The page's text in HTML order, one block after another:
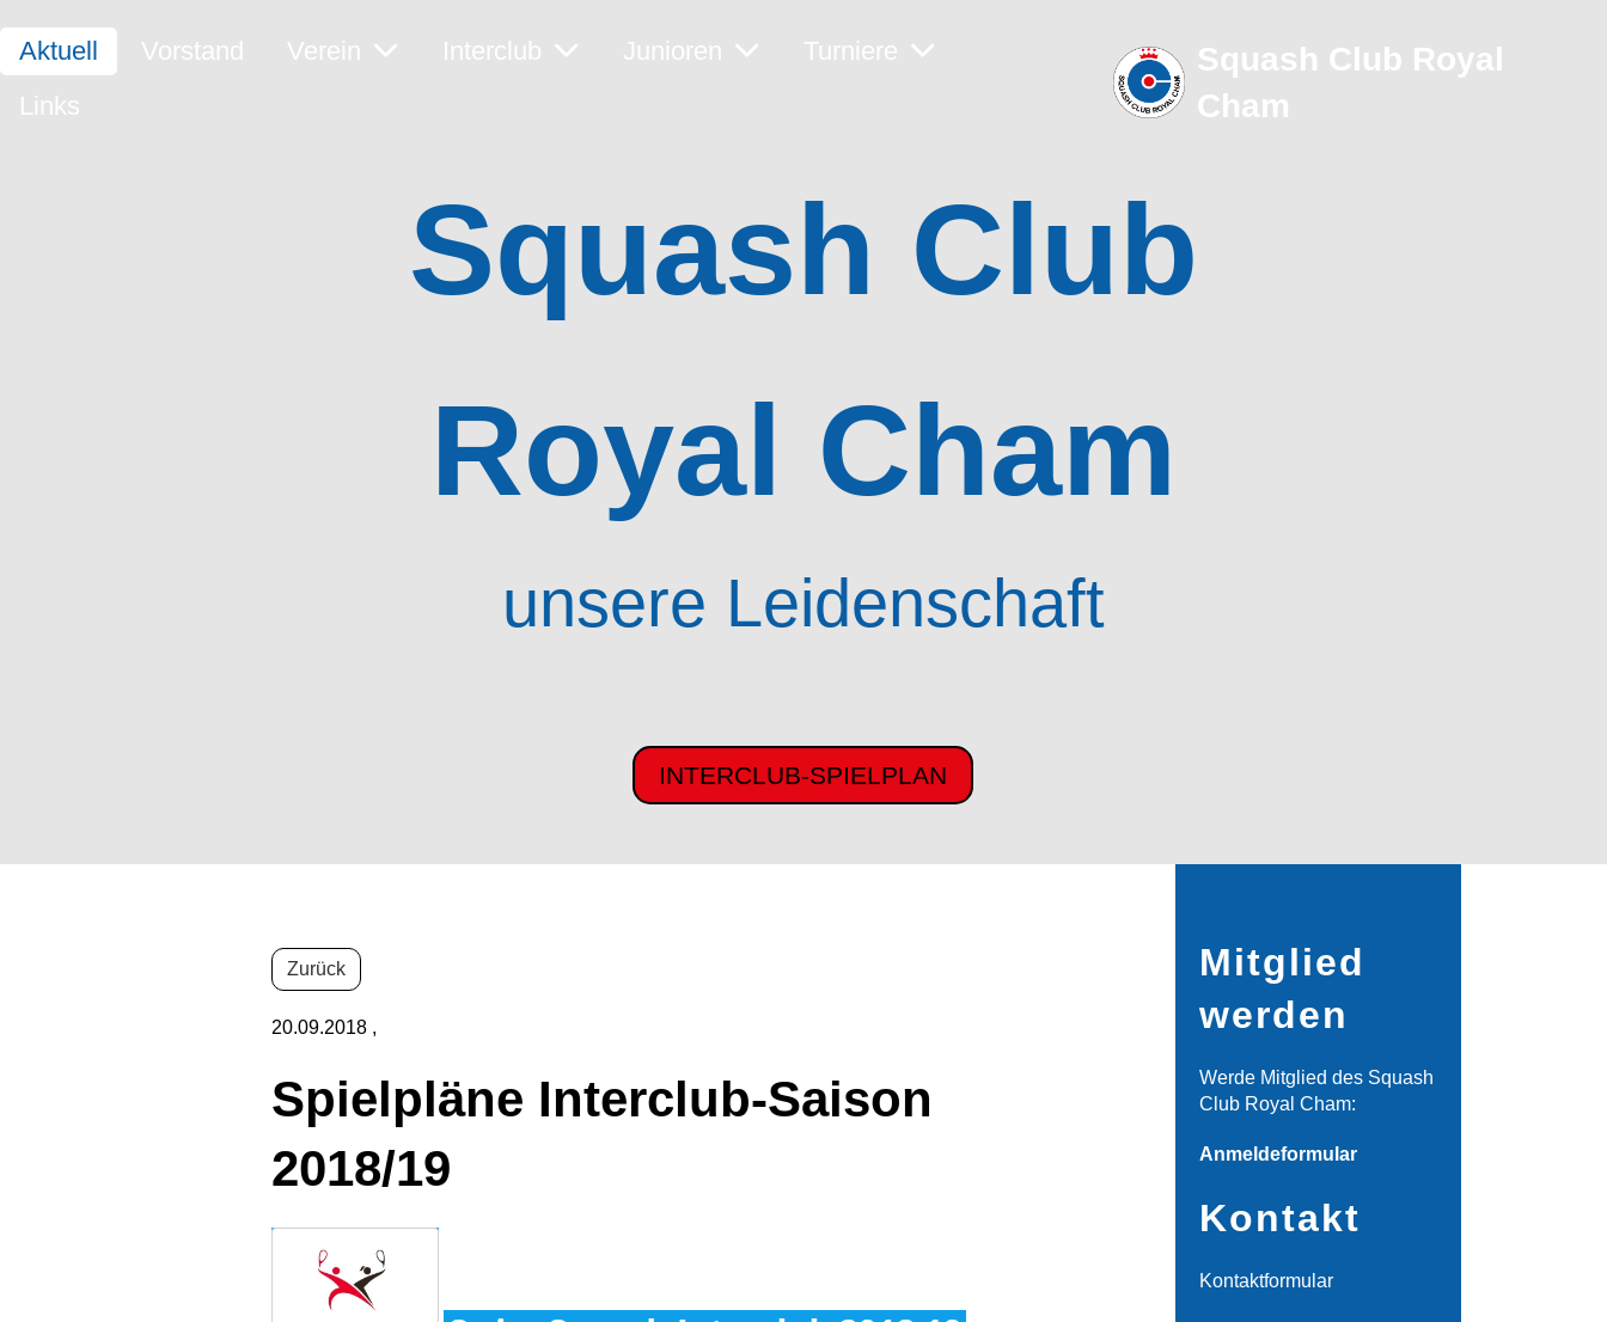
Aktuell Vorstand Verein Interclub Junioren
Turniere
Links
Squash Club Royal
Cham
Squash Club
Royal Cham
unsere Leidenschaft
INTERCLUB-SPIELPLAN
Zurück
20.09.2018,
Spielpläne Interclub-Saison
2018/19
Mitglied
werden
Werde Mitglied des Squash
Club Royal Cham:
Anmeldeformular
Kontakt
Kontaktformular